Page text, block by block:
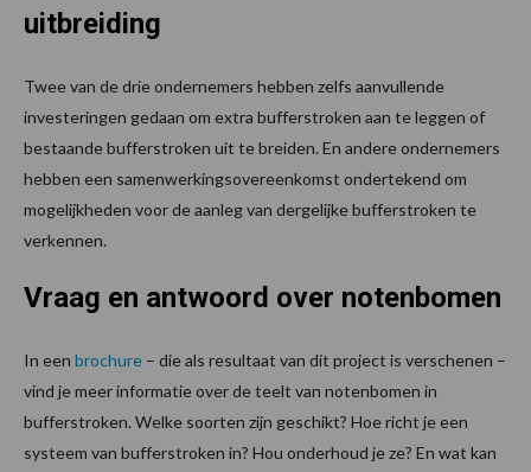
uitbreiding
Twee van de drie ondernemers hebben zelfs aanvullende
investeringen gedaan om extra bufferstroken aan te leggen of
bestaande bufferstroken uit te breiden. En andere ondernemers
hebben een samenwerkingsovereenkomst ondertekend om
mogelijkheden voor de aanleg van dergelijke bufferstroken te
verkennen.
Vraag en antwoord over notenbomen
In een brochure – die als resultaat van dit project is verschenen –
vind je meer informatie over de teelt van notenbomen in
bufferstroken. Welke soorten zijn geschikt? Hoe richt je een
systeem van bufferstroken in? Hou onderhoud je ze? En wat kan